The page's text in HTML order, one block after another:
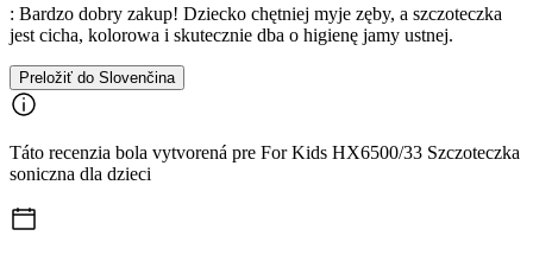
: Bardzo dobry zakup! Dziecko chętniej myje zęby, a szczoteczka
jest cicha, kolorowa i skutecznie dba o higienę jamy ustnej.
Preložiť do Slovenčina
Táto recenzia bola vytvorená pre For Kids HX6500/33 Szczoteczka
soniczna dla dzieci